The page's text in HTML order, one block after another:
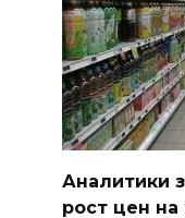
Аналитики
рост цен